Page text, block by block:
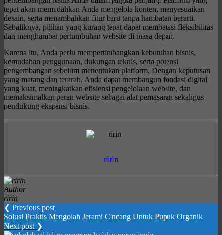
tepat akan memudahkan Anda mengelola konten, menyesuaikan
desain, serta menambahkan fitur baru tanpa hambatan berarti.
Sebaliknya, pilihan yang kurang tepat dapat membatasi fleksibilitas
dan menghambat pertumbuhan website di masa depan.
Karena itu, Anda perlu mempertimbangkan kebutuhan bisnis,
kemudahan penggunaan, dukungan teknis, serta potensi
pengembangan sebelum menentukan platform. Dengan keputusan
yang matang dan terarah, Anda dapat membangun fondasi digital
yang kuat, meningkatkan efisiensi pengelolaan website, dan
memaksimalkan peran website sebagai alat pemasaran sekaligus
pendukung ekspansi bisnis.
ririn
Author
ririn
❮ Previous post
Solusi Praktis Mengolah Jerami Cincang Untuk Pupuk Organik
Next post ❯